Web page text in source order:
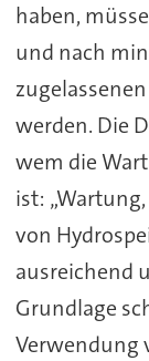
haben,
und nach
werden. Die
wem die
ist:
von
ausreichend
Grundlage
Verwendung